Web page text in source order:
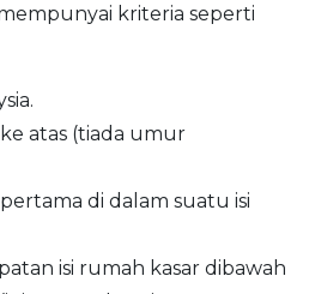
kriteria seperti
atas (tiada umur
di dalam suatu isi
isi rumah kasar dibawah